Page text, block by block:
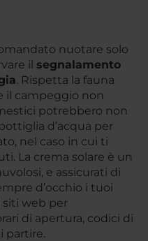
nuotare solo
il segnalamento
. Rispetta la fauna
il campeggio non
potrebbero non
d’acqua per
nel caso in cui ti
La crema solare è un
e assicurati di
d’occhio i tuoi
siti web per
di apertura, codici di
partire.